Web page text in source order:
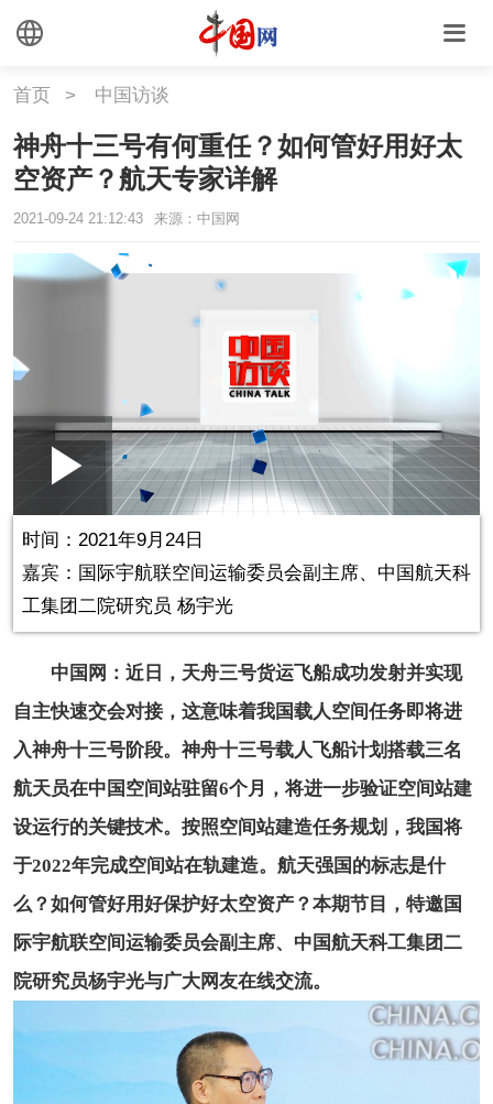
首页 > 中国访谈
神舟十三号有何重任？如何管好用好太
空资产？航天专家详解
2021-09-24 21:12:43 来源：中国网
Play
Video
Mute
Picture-
Picture
时间：2021年9月24日
嘉宾：国际宇航联空间运输委员会副主席、中国航天科
工集团二院研究员 杨宇光
中国网：近日，天舟三号货运飞船成功发射并实现
自主快速交会对接，这意味着我国载人空间任务即将进
入神舟十三号阶段。神舟十三号载人飞船计划搭载三名
航天员在中国空间站驻留6个月，将进一步验证空间站建
设运行的关键技术。按照空间站建造任务规划，我国将
于2022年完成空间站在轨建造。航天强国的标志是什
么？如何管好用好保护好太空资产？本期节目，特邀国
际宇航联空间运输委员会副主席、中国航天科工集团二
院研究员杨宇光与广大网友在线交流。